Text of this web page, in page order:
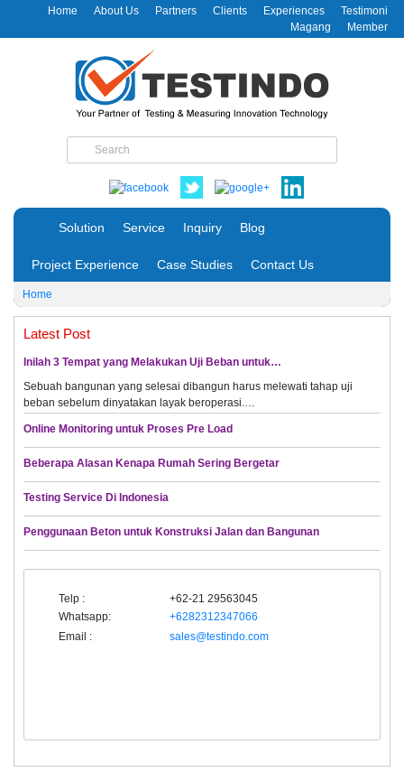
Home About Us Partners Clients Experiences
Testimoni
Magang
Member
Solution Service Inquiry Blog
Project Experience Case Studies Contact Us
Home
Latest Post
Inilah 3 Tempat yang Melakukan Uji Beban untuk…
Sebuah bangunan yang selesai dibangun harus melewati tahap uji
beban sebelum dinyatakan layak beroperasi.…
Online Monitoring untuk Proses Pre Load
Beberapa Alasan Kenapa Rumah Sering Bergetar
Testing Service Di Indonesia
Penggunaan Beton untuk Konstruksi Jalan dan Bangunan
Telp :
+62-21 29563045
Whatsapp:
+6282312347066
Email :
sales@testindo.com